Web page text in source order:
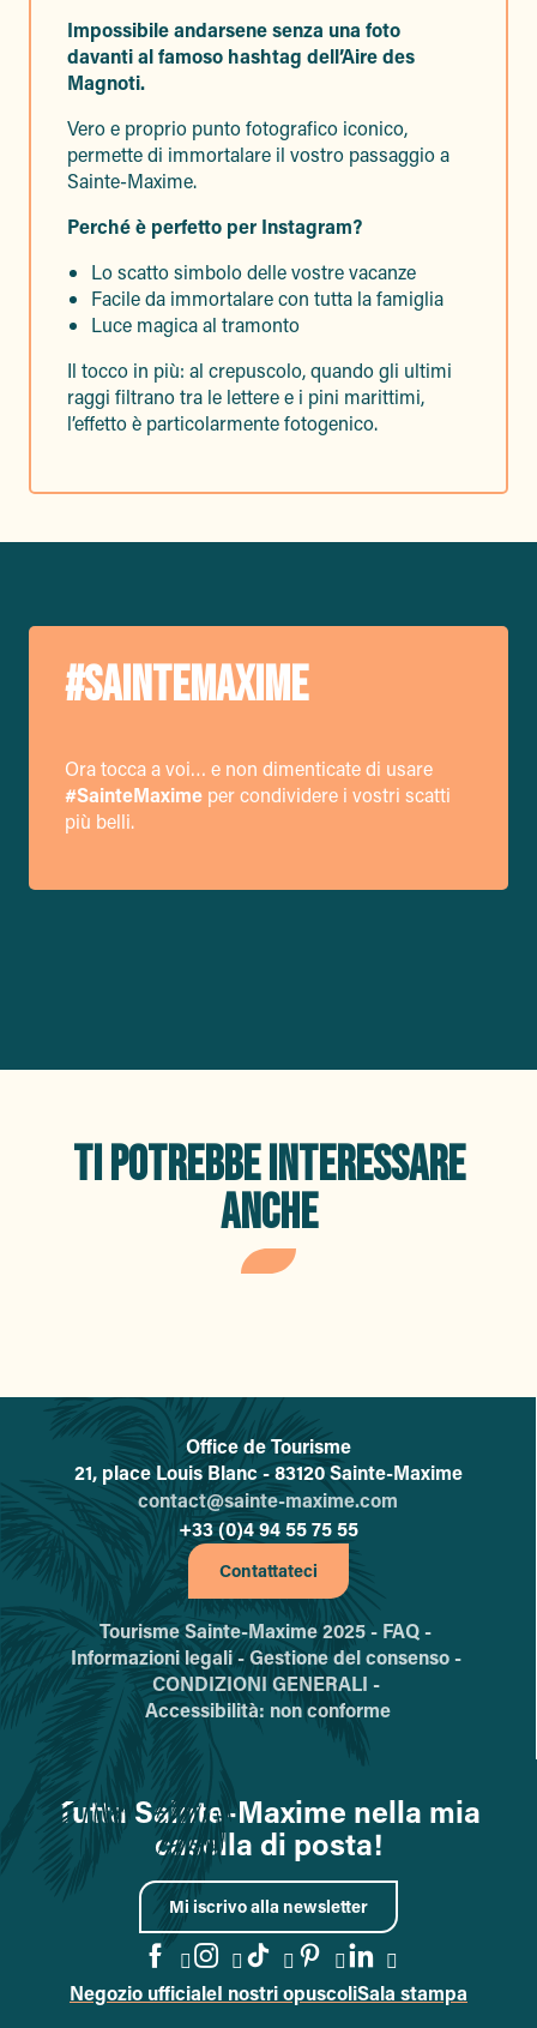
Impossibile andarsene senza una foto
davanti al famoso hashtag dell’Aire des
Magnoti.
Vero e proprio punto fotografico iconico,
permette di immortalare il vostro passaggio a
Sainte-Maxime.
Perché è perfetto per Instagram?
Lo scatto simbolo delle vostre vacanze
Facile da immortalare con tutta la famiglia
Luce magica al tramonto
Il tocco in più: al crepuscolo, quando gli ultimi
raggi filtrano tra le lettere e i pini marittimi,
l’effetto è particolarmente fotogenico.
#SAINTEMAXIME
Ora tocca a voi… e non dimenticate di usare
#SainteMaxime per condividere i vostri scatti
più belli.
TI POTREBBE INTERESSARE
ANCHE
L'office de tourisme de Sainte-
Office de Tourisme
21, place Louis Blanc - 83120 Sainte-Maxime
contact@sainte-maxime.com
+33 (0)4 94 55 75 55
Contattateci
Tourisme Sainte-Maxime 2025 - FAQ -
Informazioni legali -Gestione del consenso -
CONDIZIONI GENERALI -
Accessibilità: non conforme
Tutta Sainte-Maxime nella mia
casella di posta!
Mi iscrivo alla newsletter
Vai alla pagina Facebook
Vai alla pagina Instagram
Vai alla pagina TikTok
Vai alla pagina
Accedi alla
Negozio ufficialeI nostri opuscoliSala stampa